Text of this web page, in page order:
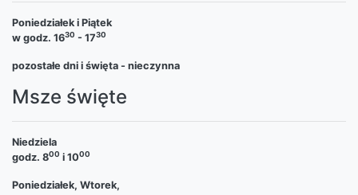
Poniedziałek i Piątek
w godz. 1630 - 1730
pozostałe dni i święta - nieczynna
Msze święte
Niedziela
godz. 800 i 1000
Poniedziałek, Wtorek,